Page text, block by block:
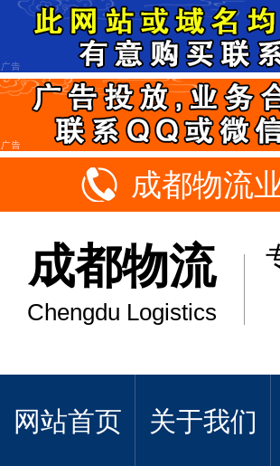
成都物流
成都物流
Chengdu Logistics
网站首页 关于我们